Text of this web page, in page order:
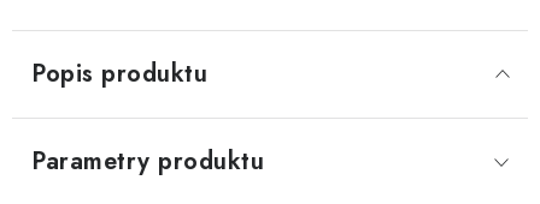
Popis produktu
Parametry produktu